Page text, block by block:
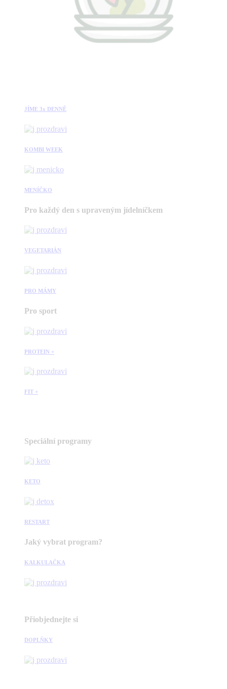
JÍME 3x DENNĚ
KOMBI WEEK
MENÍČKO
Pro každý den s upraveným jídelníčkem
VEGETARIÁN
PRO MÁMY
Pro sport
PROTEIN +
FIT +
Speciální programy
KETO
RESTART
Jaký vybrat program?
KALKULAČKA
Přiobjednejte si
DOPLŇKY